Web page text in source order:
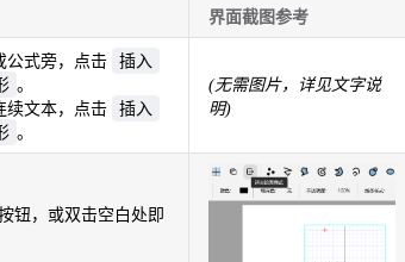
界面截图参考
公式旁，点击 插入
。
续文本，点击 插入
。
(无需图片，详见文字说
明)
钮，或双击空白处即